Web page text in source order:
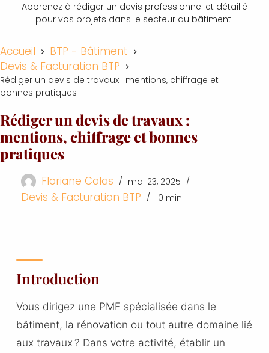
Apprenez à rédiger un devis professionnel et détaillé
pour vos projets dans le secteur du bâtiment.
Accueil
BTP - Bâtiment
Devis & Facturation BTP
Rédiger un devis de travaux : mentions, chiffrage et
bonnes pratiques
Rédiger un devis de travaux :
mentions, chiffrage et bonnes
pratiques
Floriane Colas mai 23, 2025
Devis & Facturation BTP 10 min
Introduction
Vous dirigez une PME spécialisée dans le
bâtiment, la rénovation ou tout autre domaine lié
aux travaux ? Dans votre activité, établir un